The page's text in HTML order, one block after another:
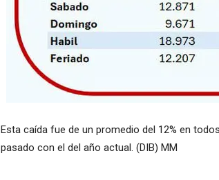
Esta caída fue de un promedio del 12% en
pasado con el del año actual. (DIB) MM